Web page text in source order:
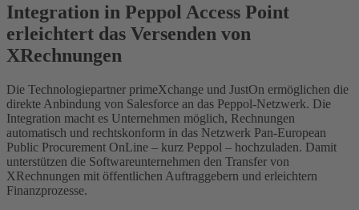
Integration in Peppol Access Point
erleichtert das Versenden von
XRechnungen
Die Technologiepartner primeXchange und JustOn ermöglichen die
direkte Anbindung von Salesforce an das Peppol-Netzwerk. Die
Integration macht es Unternehmen möglich, Rechnungen
automatisch und rechtskonform in das Netzwerk Pan-European
Public Procurement OnLine – kurz Peppol – hochzuladen. Damit
unterstützen die Softwareunternehmen den Transfer von
XRechnungen mit öffentlichen Auftraggebern und erleichtern
Finanzprozesse.